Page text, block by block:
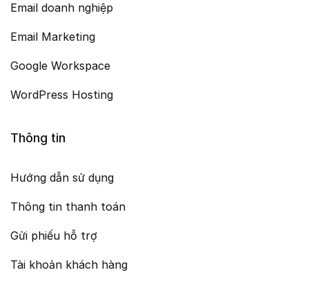
Email doanh nghiệp
Email Marketing
Google Workspace
WordPress Hosting
Thông tin
Hướng dẫn sử dụng
Thông tin thanh toán
Gửi phiếu hỗ trợ
Tài khoản khách hàng